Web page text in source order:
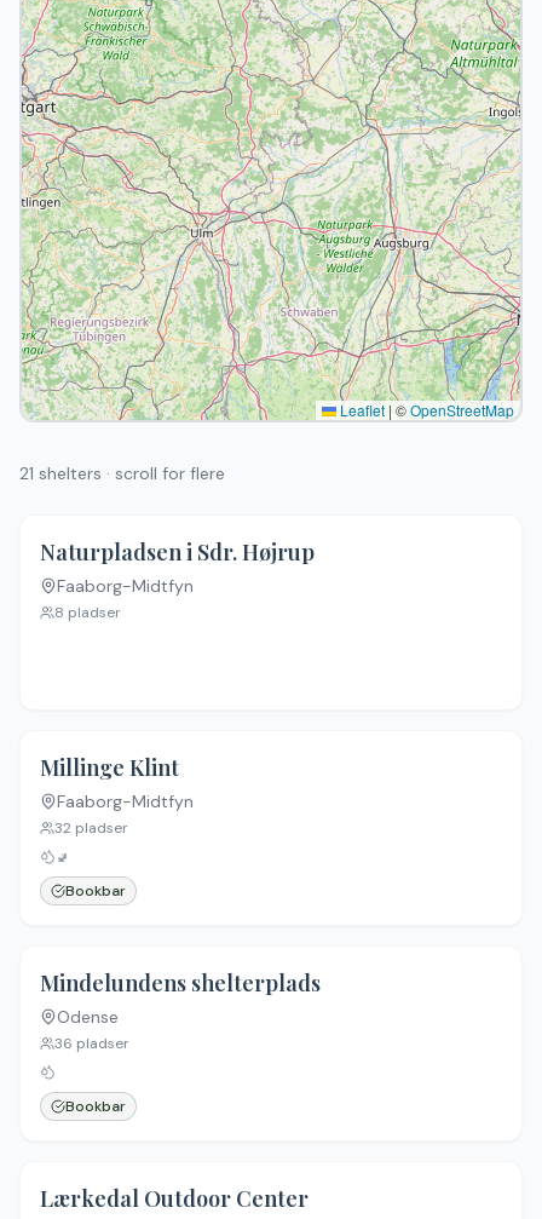
21 shelters · scroll for flere
Naturpladsen i Sdr. Højrup
Faaborg-Midtfyn
8 pladser
Millinge Klint
Faaborg-Midtfyn
32 pladser
🚽
Bookbar
Mindelundens shelterplads
Odense
36 pladser
Bookbar
Lærkedal Outdoor Center
Leaflet | ©OpenStreetMap